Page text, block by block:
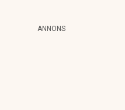
ANNONS